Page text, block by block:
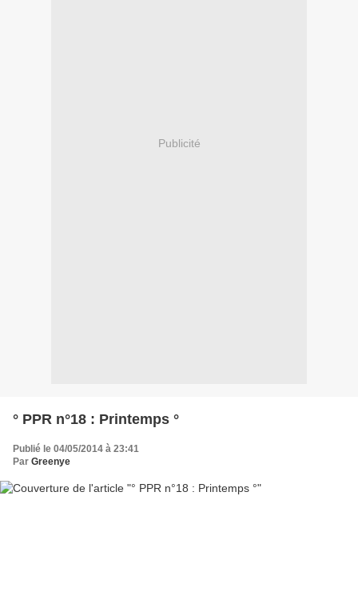
Publicité
° PPR n°18 : Printemps °
Publié le 04/05/2014 à 23:41
Par Greenye